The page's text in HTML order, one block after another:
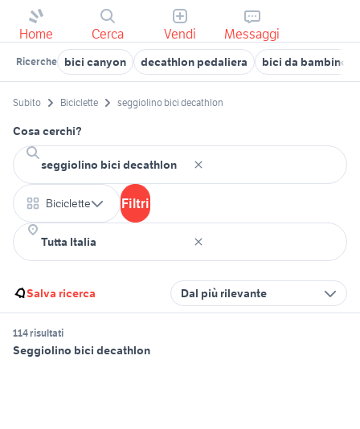
Home Cerca Vendi Messaggi
Ricerche bici canyon decathlon pedaliera bici da bambino
Subito Biciclette seggiolino bici decathlon
Cosa cerchi?
Biciclette Filtri
Salva ricerca Dal più rilevante
114 risultati
Seggiolino bici decathlon